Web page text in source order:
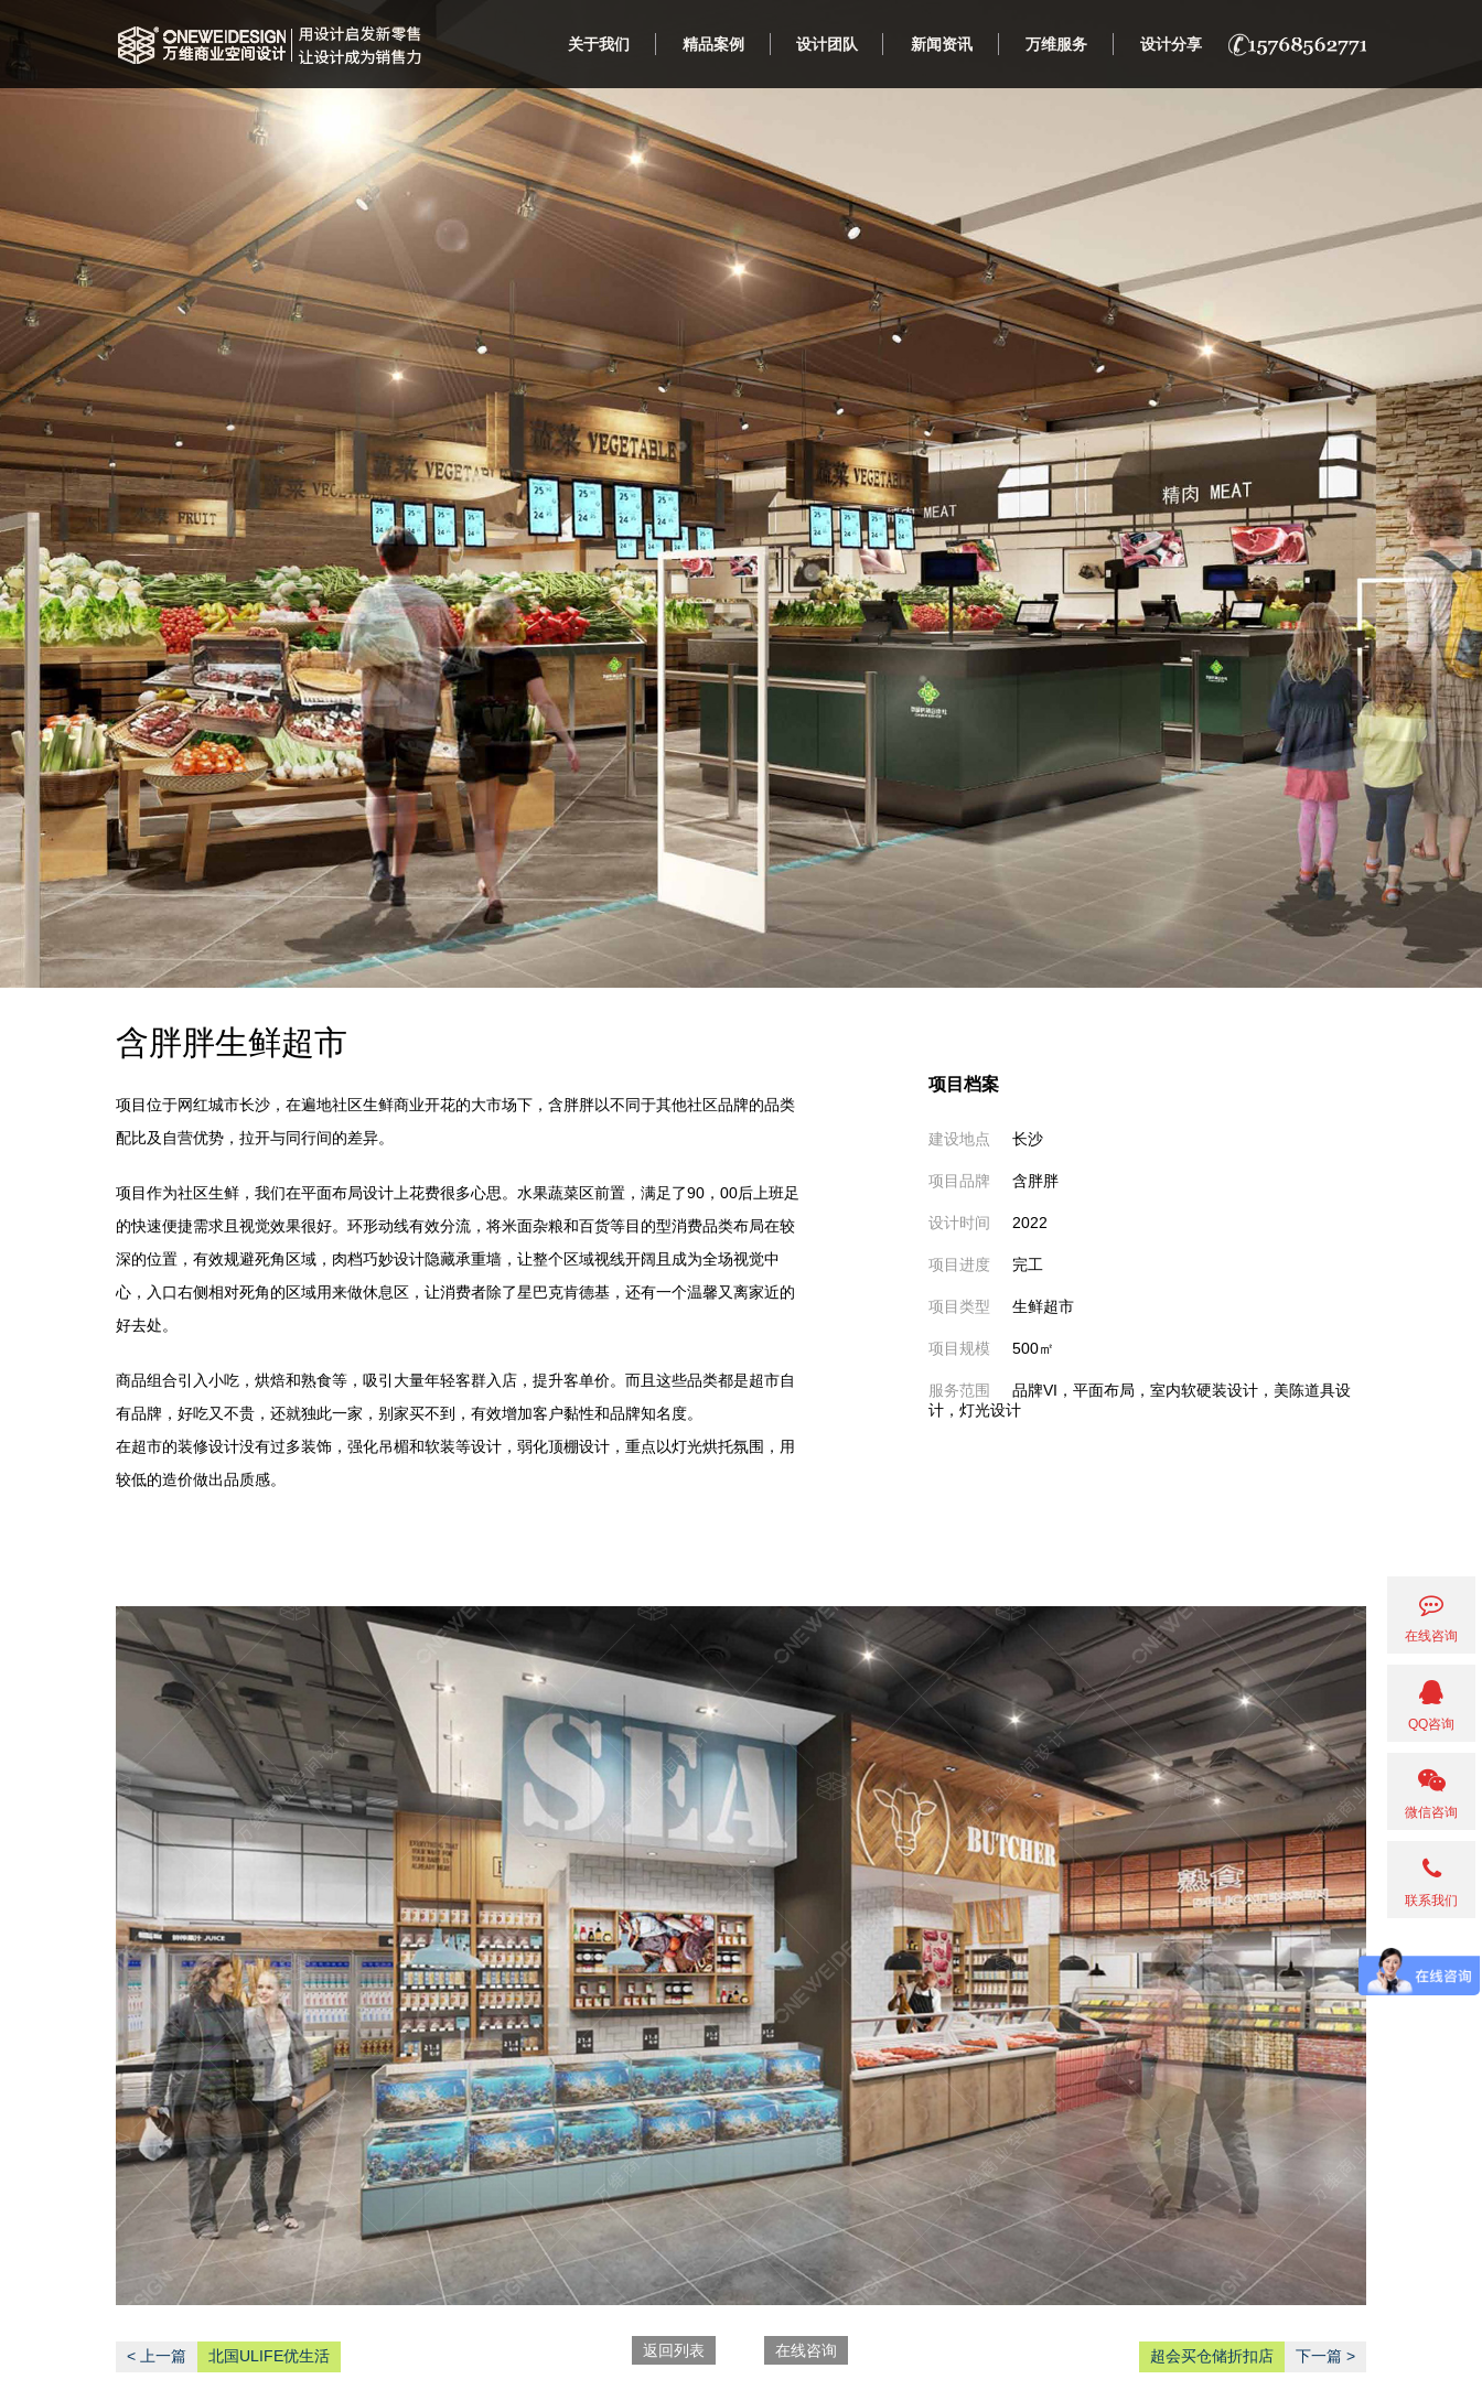
关于我们 精品案例 设计团队 新闻资讯 万维服务 设计分享
含胖胖生鲜超市
项目位于网红城市长沙，在遍地社区生鲜商业开花的大市场下，含胖胖以不同于其他社区品牌的品类
配比及自营优势，拉开与同行间的差异。
项目作为社区生鲜，我们在平面布局设计上花费很多心思。水果蔬菜区前置，满足了90，00后上班足
的快速便捷需求且视觉效果很好。环形动线有效分流，将米面杂粮和百货等目的型消费品类布局在较
深的位置，有效规避死角区域，肉档巧妙设计隐藏承重墙，让整个区域视线开阔且成为全场视觉中
心，入口右侧相对死角的区域用来做休息区，让消费者除了星巴克肯德基，还有一个温馨又离家近的
好去处。
商品组合引入小吃，烘焙和熟食等，吸引大量年轻客群入店，提升客单价。而且这些品类都是超市自
有品牌，好吃又不贵，还就独此一家，别家买不到，有效增加客户黏性和品牌知名度。
在超市的装修设计没有过多装饰，强化吊楣和软装等设计，弱化顶棚设计，重点以灯光烘托氛围，用
较低的造价做出品质感。
项目档案
建设地点 长沙
项目品牌 含胖胖
设计时间 2022
项目进度 完工
项目类型 生鲜超市
项目规模 500㎡
服务范围
品牌VI，平面布局，室内软硬装设计，美陈道具设
计，灯光设计
< 上一篇 北国ULIFE优生活 返回列表 在线咨询 下一篇 >
超会买仓储折扣店
在线咨询
QQ咨询
微信咨询
联系我们